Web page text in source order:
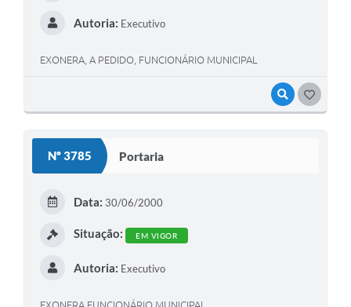
VISUALIZAR
Autoria: Executivo
EXONERA, A PEDIDO, FUNCIONÁRIO MUNICIPAL
Nº 3785 Portaria
Data: 30/06/2000
Situação: EM VIGOR
Autoria: Executivo
EXONERA FUNCIONÁRIO MUNICIPAL